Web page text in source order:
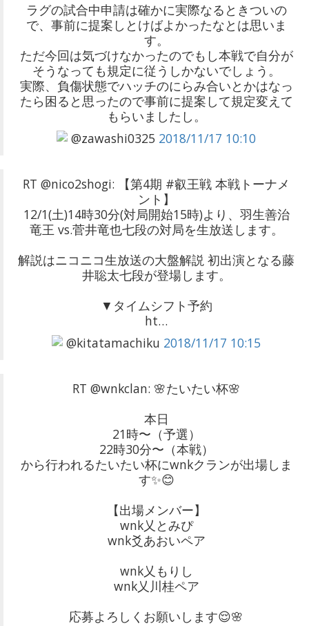
ラグの試合中申請は確かに実際なるときついの
で、事前に提案しとけばよかったなとは思いま
す。
ただ今回は気づけなかったのでもし本戦で自分が
そうなっても規定に従うしかないでしょう。
実際、負傷状態でハッチのにらみ合いとかはなっ
たら困ると思ったので事前に提案して規定変えて
もらいましたし。
@zawashi0325 2018/11/17 10:10
RT @nico2shogi: 【第4期 #叡王戦 本戦トーナメ
ント】
12/1(土)14時30分(対局開始15時)より、羽生善治
竜王 vs.菅井竜也七段の対局を生放送します。
解説はニコニコ生放送の大盤解説 初出演となる藤
井聡太七段が登場します。
▼タイムシフト予約
ht…
@kitatamachiku 2018/11/17 10:15
RT @wnkclan: 🌸たいたい杯🌸
本日
21時〜（予選）
22時30分〜（本戦）
から行われるたいたい杯にwnkクランが出場しま
す✨😊
【出場メンバー】
wnk乂とみぴ
wnk爻あおいペア
wnk乂もりし
wnk乂川桂ペア
応募よろしくお願いします😌🌸